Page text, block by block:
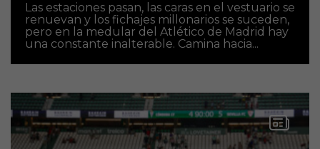
Las estaciones pasan, las caras en el vestuario se
renuevan y los fichajes millonarios se suceden,
pero en la medular del Atlético de Madrid hay
una constante inalterable. Camina hacia...